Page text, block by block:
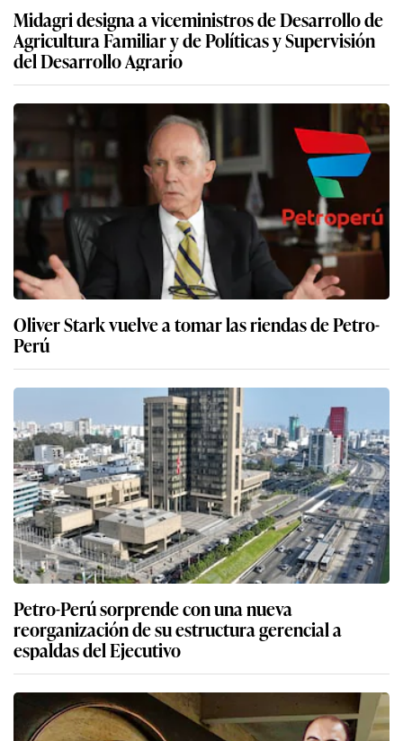
Midagri designa a viceministros de Desarrollo de
Agricultura Familiar y de Políticas y Supervisión
del Desarrollo Agrario
Oliver Stark vuelve a tomar las riendas de Petro-
Perú
Petro-Perú sorprende con una nueva
reorganización de su estructura gerencial a
espaldas del Ejecutivo